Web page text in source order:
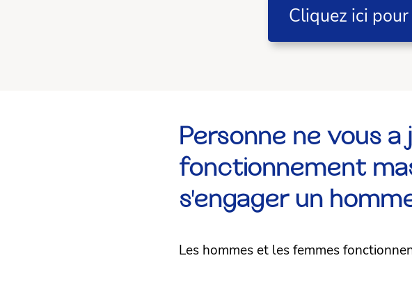
Cliquez ici
Personne ne vous a
fonctionnement
s'engager un
Les hommes et les femmes